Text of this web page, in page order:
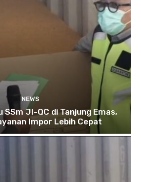
NEWS
SSm JI-QC di Tanjung Emas,
Impor Lebih Cepat